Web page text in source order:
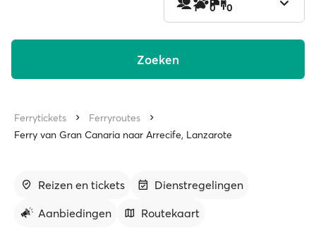
1 0 0
Zoeken
Ferrytickets
Ferryroutes
Ferry van Gran Canaria naar Arrecife, Lanzarote
Reizen en tickets
Dienstregelingen
Aanbiedingen
Routekaart